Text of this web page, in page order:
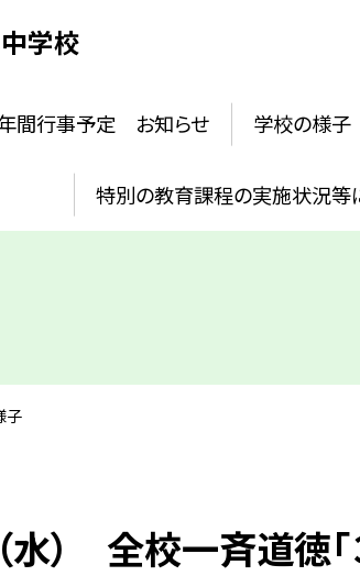
学校
間行事予定 お知らせ 学校の様子
特別の教育課程の実施状況等
子
水） 全校一斉道徳「